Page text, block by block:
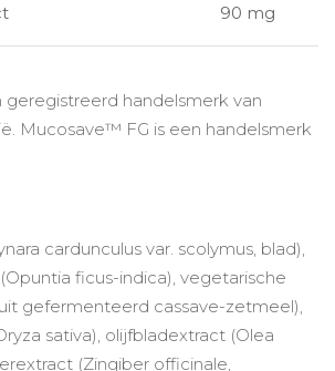
90 mg
handelsmerk van
Mucosave™ FG is een handelsmerk
cardunculus var. scolymus, blad),
ficus-indica), vegetarische
gefermenteerd cassave-zetmeel),
sativa), olijfbladextract (Olea
(Zingiber officinale,